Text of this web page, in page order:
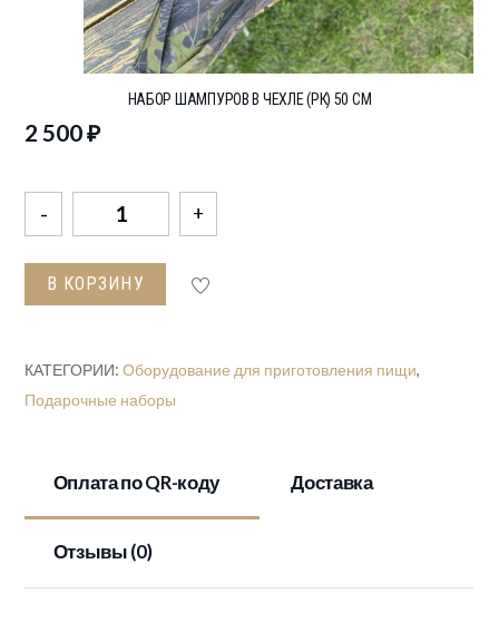
НАБОР ШАМПУРОВ В ЧЕХЛЕ (РК) 50 СМ
2 500₽
Количество
товара
Набор
шампуров
50
В КОРЗИНУ
КАТЕГОРИИ:Оборудование для приготовления пищи,
Подарочные наборы
Оплата по QR-коду Доставка
Отзывы (0)